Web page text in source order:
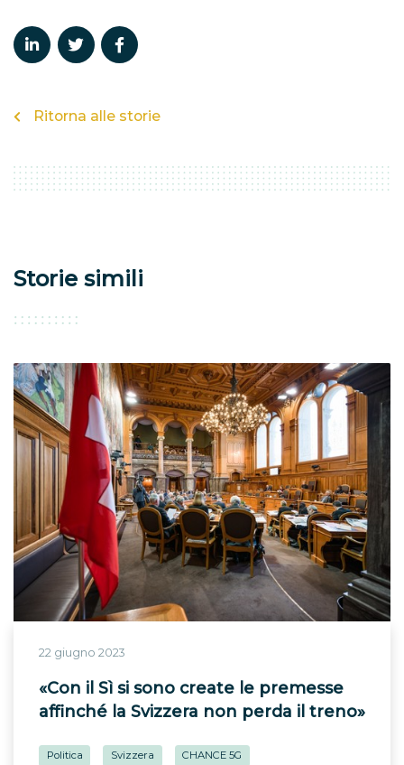
Ritorna alle storie
Storie simili
22 giugno 2023
«Con il Sì si sono create le premesse
affinché la Svizzera non perda il treno»
Politica Svizzera CHANCE 5G